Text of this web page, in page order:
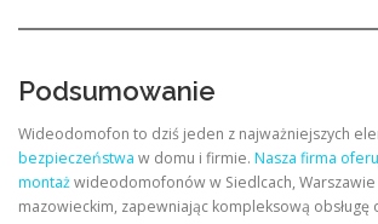
Podsumowanie
Wideodomofon to dziś jeden z najważniejszych
bezpieczeństwa w domu i firmie. Nasza firma
montażwideodomofonów w Siedlcach, Warszawie
mazowieckim, zapewniając kompleksową